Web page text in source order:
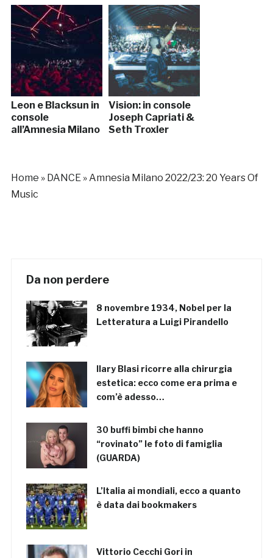
Leon e Blacksun in
console
all’Amnesia Milano
Vision: in console
Joseph Capriati &
Seth Troxler
Home » DANCE»Amnesia Milano 2022/23: 20 Years Of
Music
Da non perdere
8 novembre 1934, Nobel per la
Letteratura a Luigi Pirandello
Ilary Blasi ricorre alla chirurgia
estetica: ecco come era prima e
com’è adesso…
30 buffi bimbi che hanno
“rovinato” le foto di famiglia
(GUARDA)
L’Italia ai mondiali, ecco a quanto
è data dai bookmakers
Vittorio Cecchi Gori in